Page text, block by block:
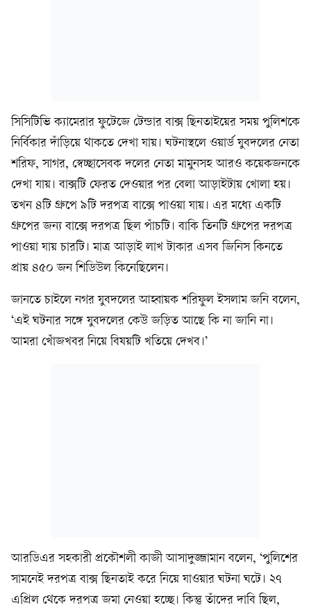
সিসিটিভি ক্যামেরার ফুটেজে টেন্ডার বাক্স ছিনতাইয়ের সময় পুলিশকে
নির্বিকার দাঁড়িয়ে থাকতে দেখা যায়। ঘটনাস্থলে ওয়ার্ড যুবদলের নেতা
শরিফ, সাগর, স্বেচ্ছাসেবক দলের নেতা মামুনসহ আরও কয়েকজনকে
দেখা যায়। বাক্সটি ফেরত দেওয়ার পর বেলা আড়াইটায় খোলা হয়।
তখন ৪টি গ্রুপে ৯টি দরপত্র বাক্সে পাওয়া যায়। এর মধ্যে একটি
গ্রুপের জন্য বাক্সে দরপত্র ছিল পাঁচটি। বাকি তিনটি গ্রুপের দরপত্র
পাওয়া যায় চারটি। মাত্র আড়াই লাখ টাকার এসব জিনিস কিনতে
প্রায় ৪৫০ জন শিডিউল কিনেছিলেন।
জানতে চাইলে নগর যুবদলের আহ্বায়ক শরিফুল ইসলাম জনি বলেন,
‘এই ঘটনার সঙ্গে যুবদলের কেউ জড়িত আছে কি না জানি না।
আমরা খোঁজখবর নিয়ে বিষয়টি খতিয়ে দেখব।’
আরডিএর সহকারী প্রকৌশলী কাজী আসাদুজ্জামান বলেন, ‘পুলিশের
সামনেই দরপত্র বাক্স ছিনতাই করে নিয়ে যাওয়ার ঘটনা ঘটে। ২৭
এপ্রিল থেকে দরপত্র জমা নেওয়া হচ্ছে। কিন্তু তাঁদের দাবি ছিল,